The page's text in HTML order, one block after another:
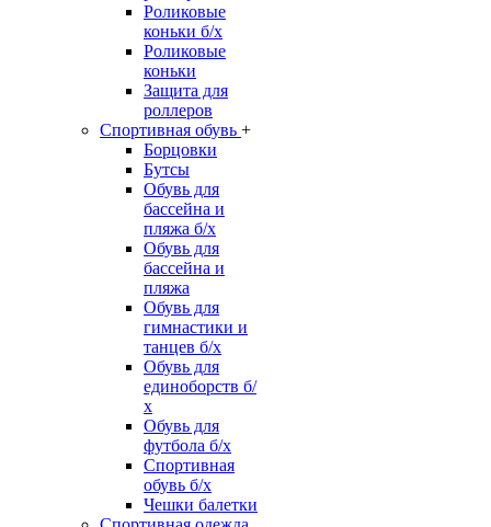
Роликовые
коньки б/х
Роликовые
коньки
Защита для
роллеров
Спортивная обувь +
Борцовки
Бутсы
Обувь для
бассейна и
пляжа б/х
Обувь для
бассейна и
пляжа
Обувь для
гимнастики и
танцев б/х
Обувь для
единоборств б/
х
Обувь для
футбола б/х
Спортивная
обувь б/х
Чешки балетки